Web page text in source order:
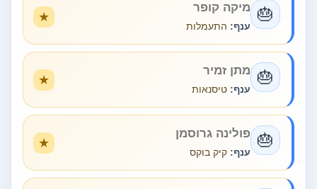
🎂 מיקה קופר
ענף: התעמלות
🎂 מתן זמיר
ענף: טיסנאות
🎂 פולינה גרוסמן
ענף: קיק בוקס